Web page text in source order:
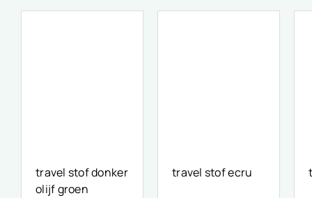
travel stof donker
olijf groen
travel stof ecru